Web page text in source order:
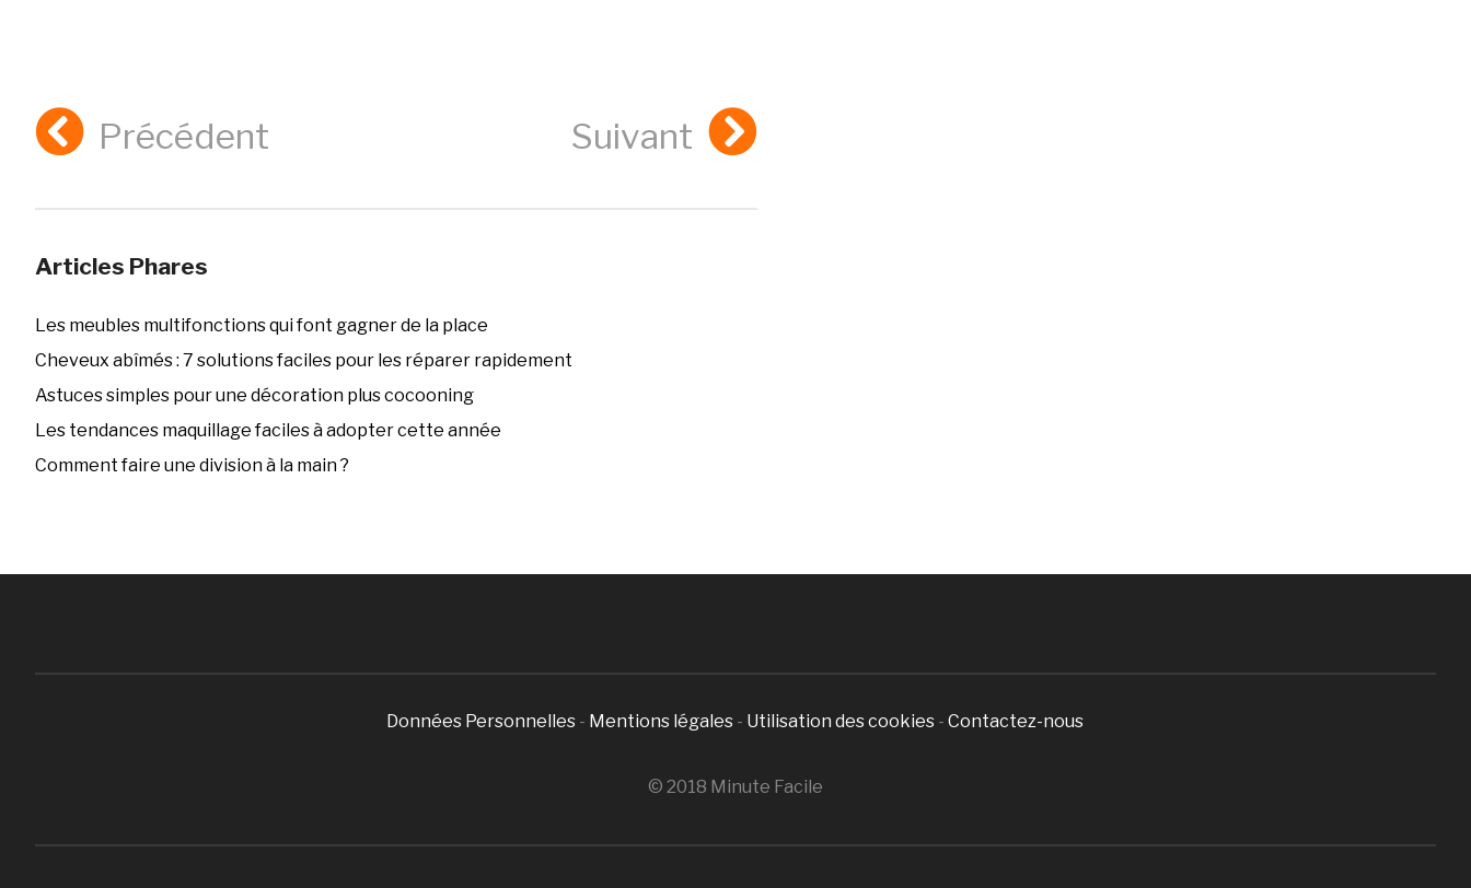
Précédent Suivant
Articles Phares
Les meubles multifonctions qui font gagner de la place
Cheveux abîmés : 7 solutions faciles pour les réparer rapidement
Astuces simples pour une décoration plus cocooning
Les tendances maquillage faciles à adopter cette année
Comment faire une division à la main ?
Données Personnelles - Mentions légales - Utilisation des cookies -Contactez-nous
© 2018 Minute Facile